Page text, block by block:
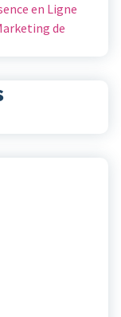
en Ligne
de